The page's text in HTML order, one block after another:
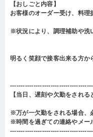
【おしごと内容】
お客様のオーダー受け、料
※状況により、調理補助や洗
明るく笑顔で接客出来る方か
【当日、遅刻や欠勤をされ
※万が一欠勤をされる場合、
※時間を過ぎての連絡やメー